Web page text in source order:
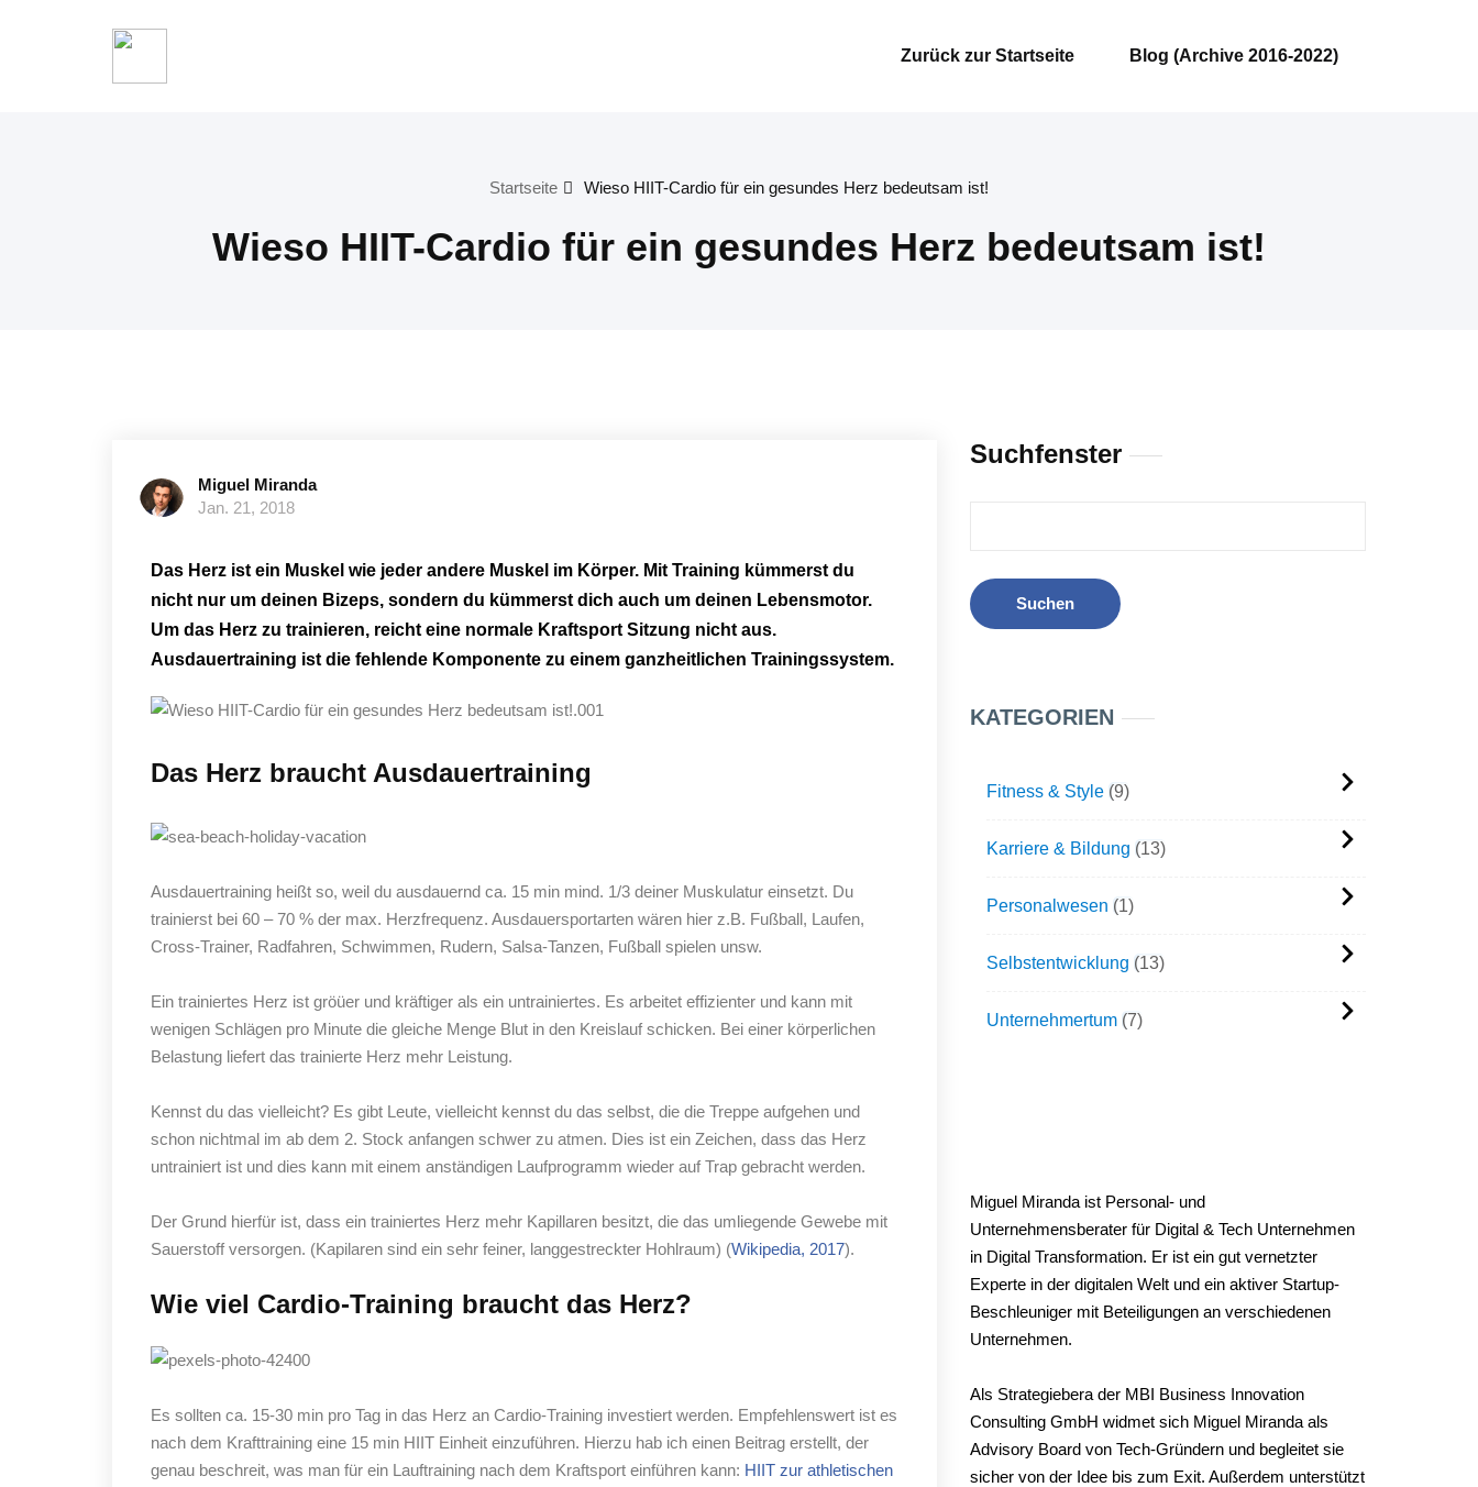
Zurück zur Startseite Blog (Archive 2016-2022)
Startseite Wieso HIIT-Cardio für ein gesundes Herz bedeutsam ist!
Wieso HIIT-Cardio für ein gesundes Herz bedeutsam ist!
Miguel Miranda
Jan. 21, 2018
Das Herz ist ein Muskel wie jeder andere Muskel im Körper. Mit Training kümmerst du
nicht nur um deinen Bizeps, sondern du kümmerst dich auch um deinen Lebensmotor.
Um das Herz zu trainieren, reicht eine normale Kraftsport Sitzung nicht aus.
Ausdauertraining ist die fehlende Komponente zu einem ganzheitlichen Trainingssystem.
Das Herz braucht Ausdauertraining
Ausdauertraining heißt so, weil du ausdauernd ca. 15 min mind. 1/3 deiner Muskulatur einsetzt. Du
trainierst bei 60 – 70 % der max. Herzfrequenz. Ausdauersportarten wären hier z.B. Fußball, Laufen,
Cross-Trainer, Radfahren, Schwimmen, Rudern, Salsa-Tanzen, Fußball spielen unsw.
Ein trainiertes Herz ist gröüer und kräftiger als ein untrainiertes. Es arbeitet effizienter und kann mit
wenigen Schlägen pro Minute die gleiche Menge Blut in den Kreislauf schicken. Bei einer körperlichen
Belastung liefert das trainierte Herz mehr Leistung.
Kennst du das vielleicht? Es gibt Leute, vielleicht kennst du das selbst, die die Treppe aufgehen und
schon nichtmal im ab dem 2. Stock anfangen schwer zu atmen. Dies ist ein Zeichen, dass das Herz
untrainiert ist und dies kann mit einem anständigen Laufprogramm wieder auf Trap gebracht werden.
Der Grund hierfür ist, dass ein trainiertes Herz mehr Kapillaren besitzt, die das umliegende Gewebe mit
Sauerstoff versorgen. (Kapilaren sind ein sehr feiner, langgestreckter Hohlraum) (Wikipedia, 2017).
Wie viel Cardio-Training braucht das Herz?
Es sollten ca. 15-30 min pro Tag in das Herz an Cardio-Training investiert werden. Empfehlenswert ist es
nach dem Krafttraining eine 15 min HIIT Einheit einzuführen. Hierzu hab ich einen Beitrag erstellt, der
genau beschreit, was man für ein Lauftraining nach dem Kraftsport einführen kann: HIIT zur athletischen
Suchfenster
KATEGORIEN
Fitness & Style 9
Karriere & Bildung 13
Personalwesen 1
Selbstentwicklung 13
Unternehmertum 7
Miguel Miranda ist Personal- und
Unternehmensberater für Digital & Tech Unternehmen
in Digital Transformation. Er ist ein gut vernetzter
Experte in der digitalen Welt und ein aktiver Startup-
Beschleuniger mit Beteiligungen an verschiedenen
Unternehmen.
Als Strategiebera der MBI Business Innovation
Consulting GmbH widmet sich Miguel Miranda als
Advisory Board von Tech-Gründern und begleitet sie
sicher von der Idee bis zum Exit. Außerdem unterstützt